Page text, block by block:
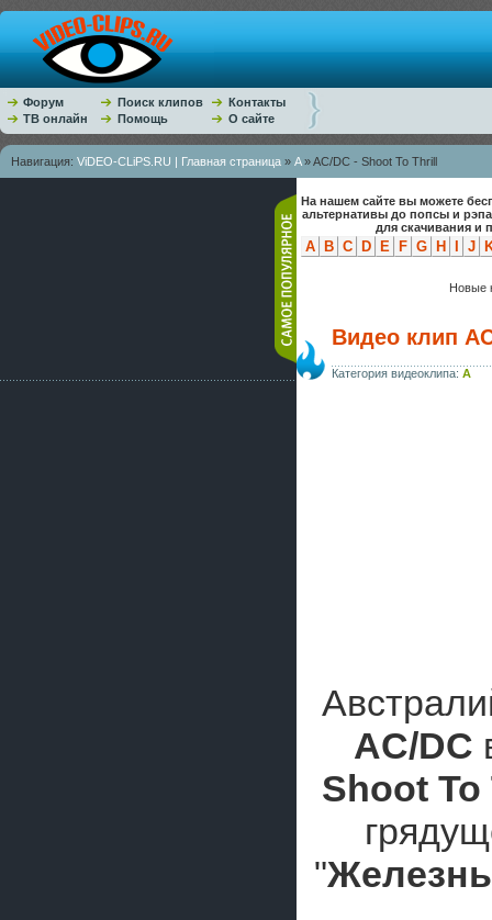
Форум Поиск клипов
Контакты
ТВ онлайн
Помощь О сайте
Навигация: ViDEO-CLiPS.RU | Главная страница » A» AC/DC - Shoot To Thrill
На нашем сайте вы можете
альтернативы до попсы и
для скачивания и
A B C D E F G H J
Новые
Видео клип
Категория видеоклипа: A
AC/DC
Shoot
"